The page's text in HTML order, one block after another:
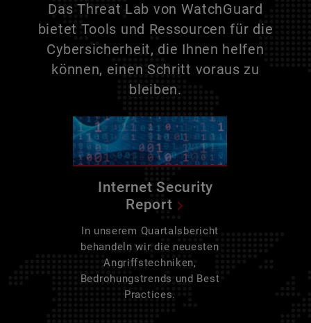
Das Threat Lab von WatchGuard
bietet Tools und Ressourcen für die
Cybersicherheit, die Ihnen helfen
können, einen Schritt voraus zu
bleiben.
Internet Security
Report
In unserem Quartalsbericht
behandeln wir die neuesten
Angriffstechniken,
Bedrohungstrends und Best
Practices.